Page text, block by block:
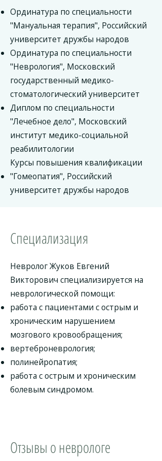
Ординатура по специальности
"Мануальная терапия", Российский
университет дружбы народов
Ординатура по специальности
"Неврология", Московский
государственный медико-
стоматологический университет
Диплом по специальности
"Лечебное дело", Московский
институт медико-социальной
реабилитологии
Курсы повышения квалификации
"Гомеопатия", Российский
университет дружбы народов
Специализация
Невролог Жуков Евгений
Викторович специализируется на
неврологической помощи:
работа с пациентами с острым и
хроническим нарушением
мозгового кровообращения;
вертеброневрология;
полинейропатия;
работа с острым и хроническим
болевым синдромом.
Отзывы о неврологе